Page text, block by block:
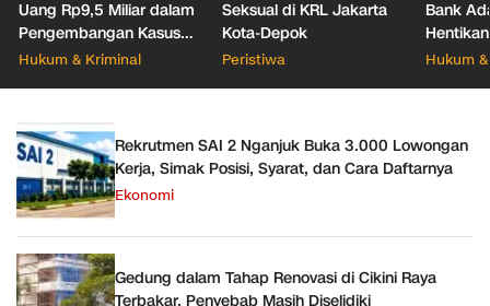
Uang Rp9,5 Miliar dalam
Pengembangan Kasus
Korupsi Pajak KPP
Hukum & Kriminal
Seksual di KRL Jakarta
Kota-Depok
Peristiwa
Bank
Dugaan
Hukum
Rekrutmen SAI 2 Nganjuk Buka 3.000 Lowongan
Kerja, Simak Posisi, Syarat, dan Cara Daftarnya
Ekonomi
Gedung dalam Tahap Renovasi di Cikini Raya
Terbakar, Penyebab Masih Diselidiki